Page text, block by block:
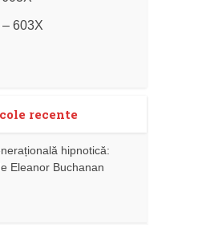
– 603X
recente
hipnotică:
Eleanor Buchanan